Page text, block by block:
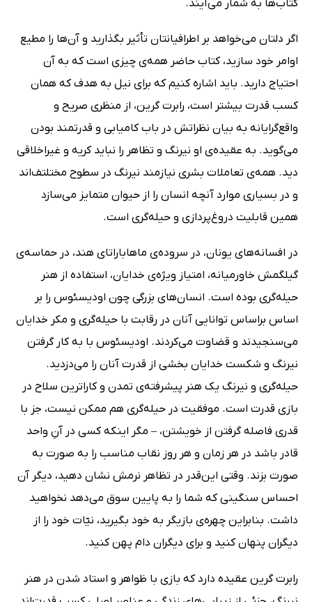
کتاب‌ها به شمار می‌آیند.
اگر دلتان می‌خواهد بر اطرافیانتان تأثیر بگذارید و آن‌ها را مطیع
اوامر خود سازید، کتاب حاضر همه‌ی چیزی است که به آن
احتیاج دارید. باید اشاره کنیم که برای نیل به هدف که همان
کسب قدرت بیشتر است، رابرت گرین، از منظری صریح و
واقع‌گرایانه به بیان نظراتش در باب کامیابی و قدرتمند بودن
می‌گوید. به عقیده‌ی او نیرنگ و تظاهر را نباید کریه و غیراخلاقی
دید. همه‌ی تعاملات بشری نیازمند نیرنگ در سطوح مختلتف‌اند
و در بسیاری موارد آنچه انسان را از حیوان متمایز می‌سازد
همین قابلیت دروغ‌پردازی و حیله‌گری است.
در افسانه‌های یونان، در سروده‌ی ماهاباراتای هند، در حماسه‌ی
گیلگمش خاورمیانه، امتیاز ویژه‌ی خدایان، استفاده از هنر
حیله‌گری بوده ‌است. انسان‌های بزرگی چون اودیسئوس را بر
اساس براساس توانایی آنان در رقابت با حیله‌گری و مکر خدایان
می‌سنجیدند و قضاوت می‌کردند. اودیسئوس با به‌ کار گرفتن
نیرنگ و شکست خدایان بخشی از قدرت آنان را می‌دزدید.
حیله‌گری و نیرنگ یک هنر پیشرفته‌ی تمدن و کاراترین سلاح در
بازی قدرت است. موفقیت در حیله‌گری هم ممکن نیست، جز با
قدری فاصله گرفتن از خویشتن، – مگر اینکه کسی در آنِ واحد
قادر باشد در هر زمان و هر روز نقاب مناسب را به صورت به‌
صورت بزند. وقتی این‌قدر در تظاهر نرمش نشان دهید، دیگر آن
احساس سنگینی که شما را به پایین سوق می‌دهد نخواهید
داشت. بنابراین چهره‌ی بازیگر به خود بگیرید، نیّات خود را از
دیگران پنهان کنید و برای دیگران دام پهن کنید.
رابرت گرین عقیده دارد که بازی با ظواهر و استاد شدن در هنر